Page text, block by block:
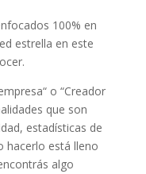
100% en
estrella en este
o “Creador
que son
estadísticas de
hacerlo está lleno
algo